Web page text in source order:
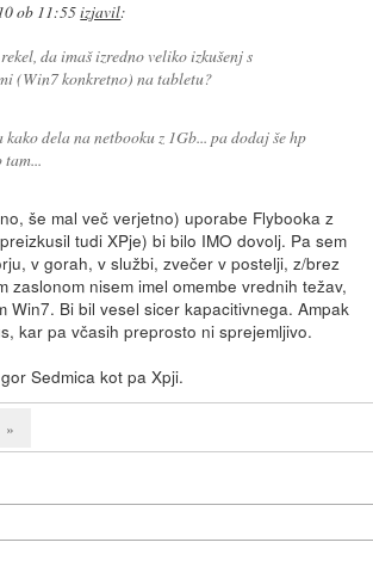
ob 11:55izjavil:
da imaš izredno veliko izkušenj s
(Win7 konkretno) na tabletu?
kako dela na netbooku z 1Gb... pa dodaj še hp
tam...
še mal več verjetno) uporabe Flybooka z
tudi XPje) bi bilo IMO dovolj. Pa sem
v gorah, v službi, zvečer v postelji, z/brez
zaslonom nisem imel omembe vrednih težav,
Win7. Bi bil vesel sicer kapacitivnega. Ampak
kar pa včasih preprosto ni sprejemljivo.
Sedmica kot pa Xpji.
»